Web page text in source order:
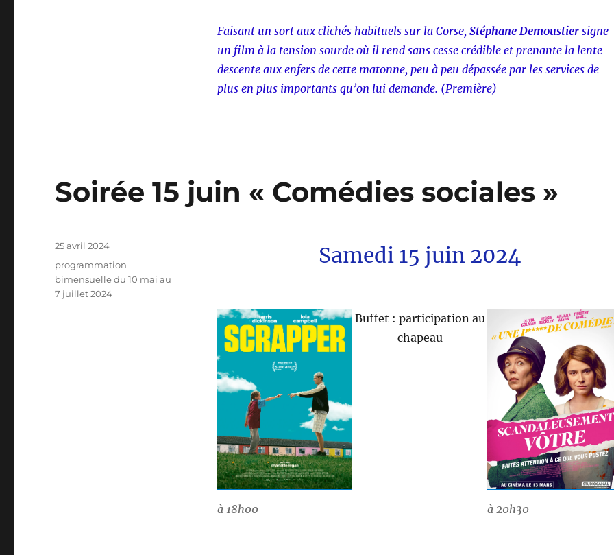
Faisant un sort aux clichés habituels sur la Corse, Stéphane Demoustier signe
un film à la tension sourde où il rend sans cesse crédible et prenante la lente
descente aux enfers de cette matonne, peu à peu dépassée par les services de
plus en plus importants qu’on lui demande. (Première)
Soirée 15 juin « Comédies sociales »
Samedi 15 juin 2024
à 18h00
Buffet : participation au
chapeau
à 20h30
Publié
25 avril 2024
Catégories
programmation
bimensuelle du 10 mai au
7 juillet 2024